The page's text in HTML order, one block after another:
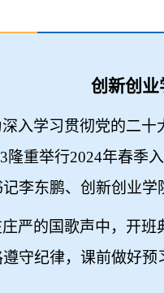
创新创业
深入学习贯彻党的二十
隆重举行2024年春季
李东鹏、创新创业学
严的国歌声中，开班
守纪律，课前做好预